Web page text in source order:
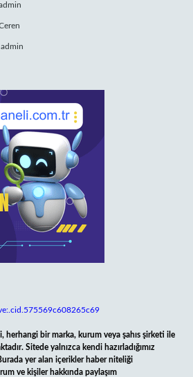
admin
herhangi bir marka, kurum veya şahıs şirketi ile
Sitede yalnızca kendi hazırladığımız
yer alan içerikler haber niteliği
ve kişiler hakkında paylaşım